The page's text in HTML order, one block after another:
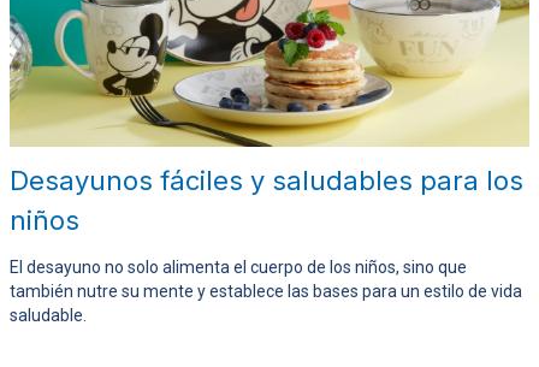
Desayunos fáciles y saludables para los
niños
El desayuno no solo alimenta el cuerpo de los niños, sino que
también nutre su mente y establece las bases para un estilo de vida
saludable.